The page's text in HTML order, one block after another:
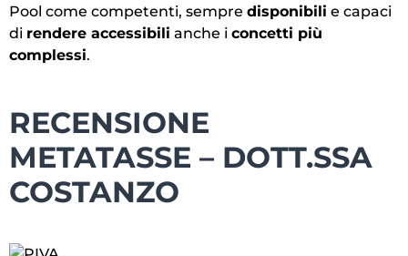
Pool come competenti, sempre disponibili e capaci
di rendere accessibili anche i concetti più
complessi.
RECENSIONE
METATASSE – DOTT.SSA
COSTANZO